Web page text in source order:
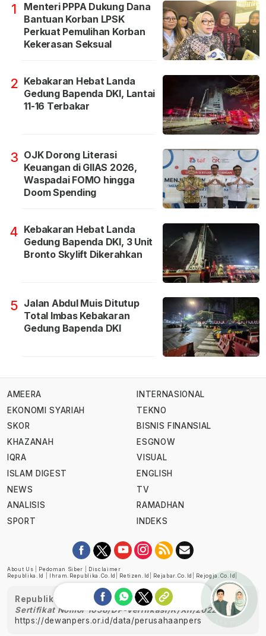
1
Menteri PPPA Dukung Dana
Bantuan Korban LPSK
Perkuat Pemulihan Korban
Kekerasan Seksual
2 Kebakaran Hebat Landa
Gedung Bapenda DKI, Lantai
11-16 Terbakar
3 OJK Dorong Literasi
Keuangan di GIIAS 2026,
Waspadai FOMO hingga
Doom Spending
4 Kebakaran Hebat Landa
Gedung Bapenda DKI, 3 Unit
Bronto Skylift Dikerahkan
5 Jalan Abdul Muis Ditutup
Total Imbas Kebakaran
Gedung Bapenda DKI
AMEERA
EKONOMI SYARIAH
SKOR
KHAZANAH
IQRA
ISLAM DIGEST
NEWS
ANALISIS
SPORT
INTERNASIONAL
TEKNO
BISNIS FINANSIAL
ESGNOW
VISUAL
ENGLISH
TV
RAMADHAN
INDEKS
About Us Pedoman Siber
Disclaimer
Republika.id
Ihram.republika.co.id Retizen.id Rejabar.co.id Rejogja.co.id
Republika telah diverifikasi oleh Dewan Pers
Sertifikat Nomor 1058/DP-Verifikasi/K/XII/2022
https://dewanpers.or.id/data/perusahaanpers
Ask me!